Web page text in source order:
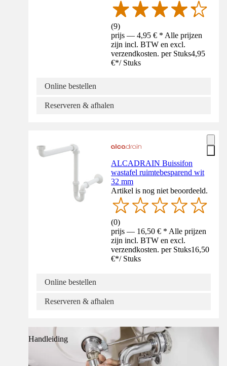
(9)
prijs — 4,95 € * Alle prijzen
zijn incl. BTW en excl.
verzendkosten. per Stuks4,95
€*/ Stuks
Online bestellen
Reserveren & afhalen
ALCADRAIN Buissifon
wastafel ruimtebesparend wit
32 mm
Artikel is nog niet beoordeeld.
(0)
prijs — 16,50 € * Alle prijzen
zijn incl. BTW en excl.
verzendkosten. per Stuks16,50
€*/ Stuks
Online bestellen
Reserveren & afhalen
Handleiding